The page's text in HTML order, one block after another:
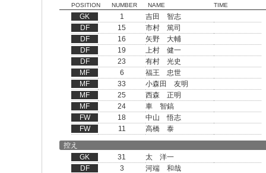
POSITION NUMBER NAME TIME
GK 1
吉田 智志
DF
15
市村 篤司
DF
16
矢野 大輔
DF
19
上村 健一
DF
23
有村 光史
MF
6
福王 忠世
MF
33
小森田 友明
MF
25
西森 正明
MF
24
車 智鎬
FW
18
中山 悟志
FW
11
高橋 泰
控え
GK
31
太 洋一
DF
3
河端 和哉